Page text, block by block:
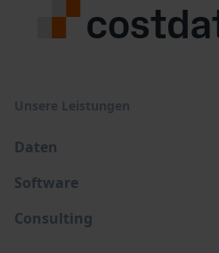
Unsere Leistungen
Daten
Software
Consulting